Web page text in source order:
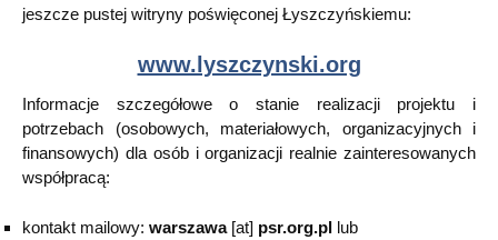
jeszcze pustej witryny poświęconej Łyszczyńskiemu:
www.lyszczynski.org
Informacje szczegółowe o stanie realizacji projektu i
potrzebach (osobowych, materiałowych, organizacyjnych i
finansowych) dla osób i organizacji realnie zainteresowanych
współpracą:
kontakt mailowy: warszawa[at] psr.org.pl lub